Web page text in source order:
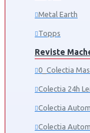
Metal Earth
Topps
Reviste
0_Colectia
Colectia 24h
Colectia
Colectia